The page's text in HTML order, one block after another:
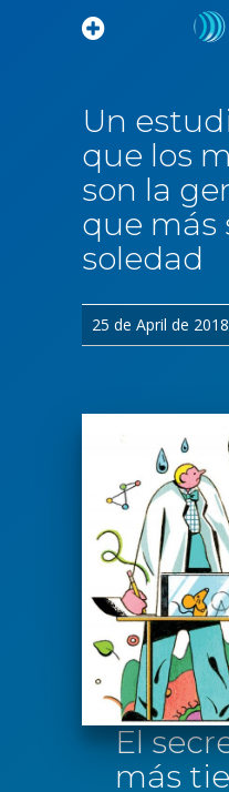
Un
que los
son la
que más
soledad
25 de April de 2018
El
más